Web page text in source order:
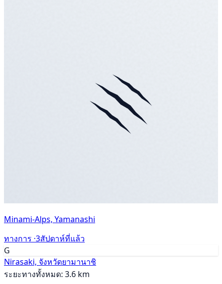
Minami-Alps, Yamanashi
ทางการ ·3สัปดาห์ที่แล้ว
G
Nirasaki, จังหวัดยามานาชิ
ระยะทางทั้งหมด: 3.6 km